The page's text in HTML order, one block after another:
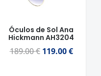
Óculos de Sol Ana
Hickmann AH3204
189.00€
era:
119.00€